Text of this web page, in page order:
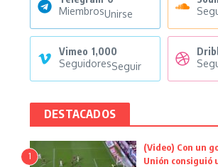
MiembrosUnirse
Vimeo 1,000
SeguidoresSeguir
DESTACADOS
1
(Video) Con un
Unión consiguió